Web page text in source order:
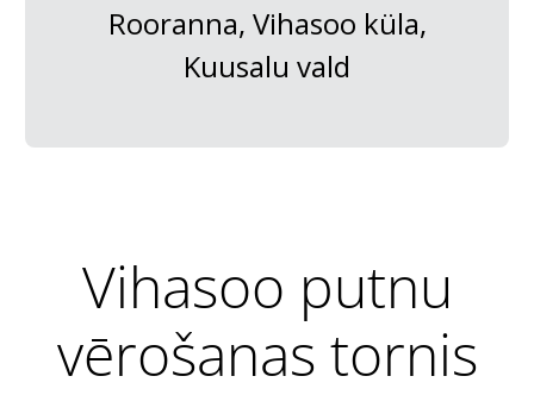
Rooranna, Vihasoo küla,
Kuusalu vald
Vihasoo putnu
vērošanas tornis